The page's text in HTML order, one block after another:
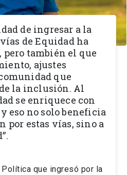
de ingresar a la
de Equidad ha
también el que
ajustes
que
la inclusión. Al
se enriquece con
eso no solo beneficia
por estas vías, sino a
que ingresó por la